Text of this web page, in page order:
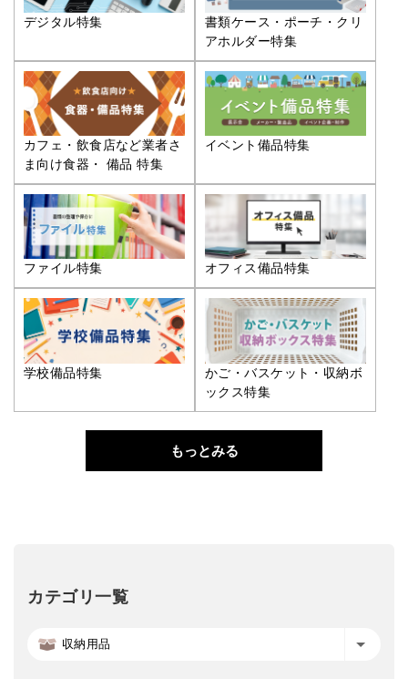
デジタル特集
書類ケース・ポーチ・クリ
アホルダー特集
カフェ・飲食店など業者さ
ま向け食器・ 備品 特集
イベント備品特集
ファイル特集 オフィス備品特集
学校備品特集
かご・バスケット・収納ボ
ックス特集
もっとみる
カテゴリ一覧
収納用品